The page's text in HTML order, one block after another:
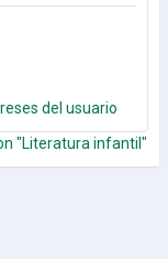
del usuario
"Literatura infantil"